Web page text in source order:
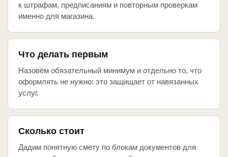
к штрафам, предписаниям и повторным проверкам
именно для магазина.
Что делать первым
Назовём обязательный минимум и отдельно то, что
оформлять не нужно: это защищает от навязанных
услуг.
Сколько стоит
Дадим понятную смету по блокам документов для